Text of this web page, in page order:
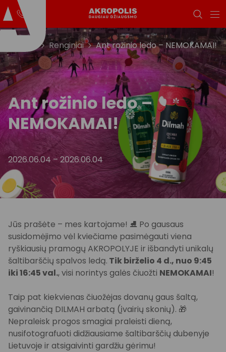
Renginiai Ant rožinio ledo – NEMOKAMAI!
Ant rožinio ledo –
NEMOKAMAI!
2026.06.04 – 2026.06.04
Jūs prašėte – mes kartojame! ⛸️ Po gausaus
susidomėjimo vėl kviečiame pasimėgauti viena
ryškiausių pramogų AKROPOLYJE ir išbandyti unikalų
šaltibarščių spalvos ledą. Tik birželio 4 d., nuo 9:45
iki 16:45 val., visi norintys galės čiuožti NEMOKAMAI!
Taip pat kiekvienas čiuožėjas dovanų gaus šaltą,
gaivinančią DILMAH arbatą (įvairių skonių). 🎁
Nepraleisk progos smagiai praleisti dieną,
nusifotografuoti didžiausiame šaltibarščių dubenyje
Lietuvoje ir atsigaivinti gardžiu gėrimu!